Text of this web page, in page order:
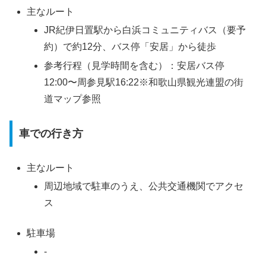
主なルート
JR紀伊日置駅から白浜コミュニティバス（要予
約）で約12分、バス停「安居」から徒歩
参考行程（見学時間を含む）：安居バス停
12:00〜周参見駅16:22※和歌山県観光連盟の街
道マップ参照
車での行き方
主なルート
周辺地域で駐車のうえ、公共交通機関でアクセ
ス
駐車場
-